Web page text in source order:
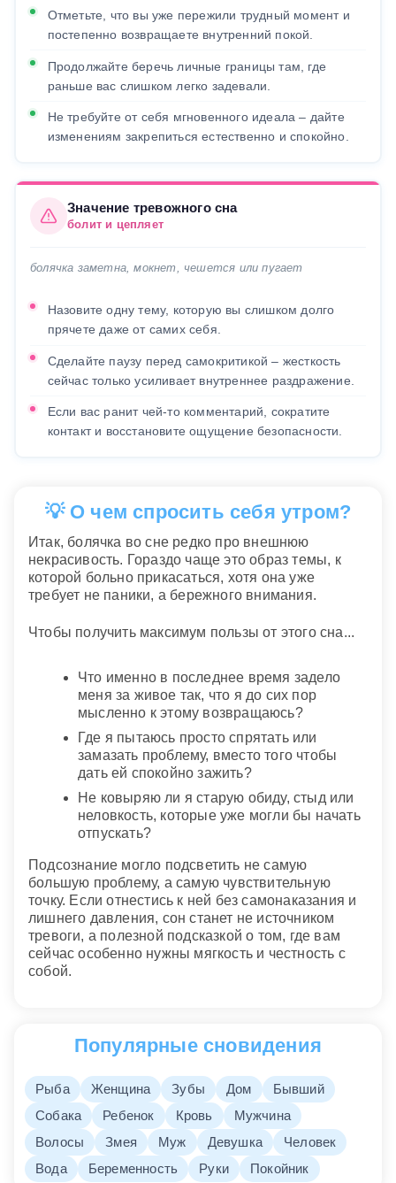
Отметьте, что вы уже пережили трудный момент и
постепенно возвращаете внутренний покой.
Продолжайте беречь личные границы там, где
раньше вас слишком легко задевали.
Не требуйте от себя мгновенного идеала – дайте
изменениям закрепиться естественно и спокойно.
Значение тревожного сна
болит и цепляет
болячка заметна, мокнет, чешется или пугает
Назовите одну тему, которую вы слишком долго
прячете даже от самих себя.
Сделайте паузу перед самокритикой – жесткость
сейчас только усиливает внутреннее раздражение.
Если вас ранит чей-то комментарий, сократите
контакт и восстановите ощущение безопасности.
💡 О чем спросить себя утром?
Итак, болячка во сне редко про внешнюю
некрасивость. Гораздо чаще это образ темы, к
которой больно прикасаться, хотя она уже
требует не паники, а бережного внимания.
Чтобы получить максимум пользы от этого сна...
Что именно в последнее время задело
меня за живое так, что я до сих пор
мысленно к этому возвращаюсь?
Где я пытаюсь просто спрятать или
замазать проблему, вместо того чтобы
дать ей спокойно зажить?
Не ковыряю ли я старую обиду, стыд или
неловкость, которые уже могли бы начать
отпускать?
Подсознание могло подсветить не самую
большую проблему, а самую чувствительную
точку. Если отнестись к ней без самонаказания и
лишнего давления, сон станет не источником
тревоги, а полезной подсказкой о том, где вам
сейчас особенно нужны мягкость и честность с
собой.
Популярные сновидения
Рыба Женщина Зубы Дом
Бывший
Собака
Ребенок Кровь
Мужчина
Волосы
Змея Муж Девушка
Человек
Вода
Беременность Руки Покойник